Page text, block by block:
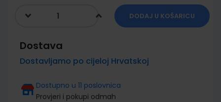
DODAJ U KOŠARICU
Dostava
Dostavljamo po cijeloj Hrvatskoj
Dostupno u 11 poslovnica
Provjeri i pokupi odmah